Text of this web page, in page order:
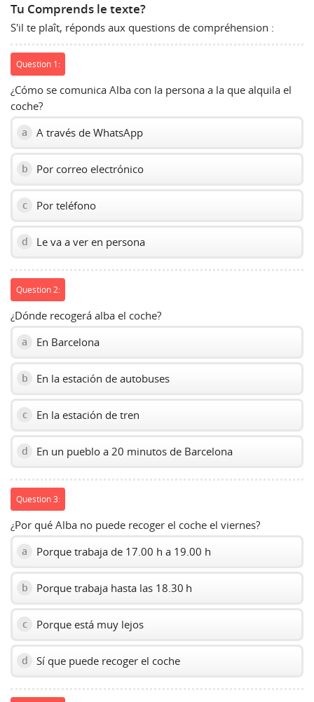
volume
Tu Comprends le texte?
S'il te plaît, réponds aux questions de compréhension :
Question 1:
¿Cómo se comunica Alba con la persona a la que alquila el
coche?
a A través de WhatsApp
b Por correo electrónico
c Por teléfono
d Le va a ver en persona
Question 2:
¿Dónde recogerá alba el coche?
a En Barcelona
b En la estación de autobuses
c En la estación de tren
d En un pueblo a 20 minutos de Barcelona
Question 3:
¿Por qué Alba no puede recoger el coche el viernes?
a Porque trabaja de 17.00 h a 19.00 h
b Porque trabaja hasta las 18.30 h
c Porque está muy lejos
d Sí que puede recoger el coche